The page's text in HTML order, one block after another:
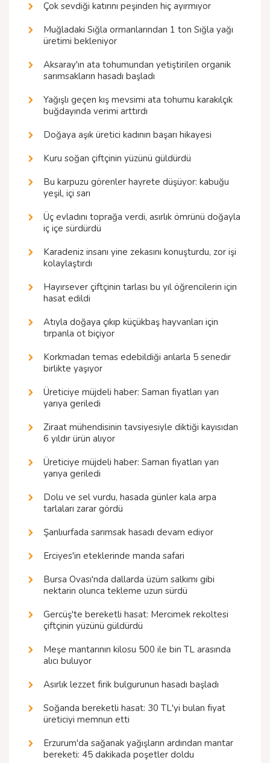
Çok sevdiği katırını peşinden hiç ayırmıyor
Muğladaki Sığla ormanlarından 1 ton Sığla yağı
üretimi bekleniyor
Aksaray'ın ata tohumundan yetiştirilen organik
sarımsakların hasadı başladı
Yağışlı geçen kış mevsimi ata tohumu karakılçık
buğdayında verimi arttırdı
Doğaya aşık üretici kadının başarı hikayesi
Kuru soğan çiftçinin yüzünü güldürdü
Bu karpuzu görenler hayrete düşüyor: kabuğu
yeşil, içi sarı
Üç evladını toprağa verdi, asırlık ömrünü doğayla
iç içe sürdürdü
Karadeniz insanı yine zekasını konuşturdu, zor işi
kolaylaştırdı
Hayırsever çiftçinin tarlası bu yıl öğrencilerin için
hasat edildi
Atıyla doğaya çıkıp küçükbaş hayvanları için
tırpanla ot biçiyor
Korkmadan temas edebildiği arılarla 5 senedir
birlikte yaşıyor
Üreticiye müjdeli haber: Saman fiyatları yarı
yarıya geriledi
Ziraat mühendisinin tavsiyesiyle diktiği kayısıdan
6 yıldır ürün alıyor
Üreticiye müjdeli haber: Saman fiyatları yarı
yarıya geriledi
Dolu ve sel vurdu, hasada günler kala arpa
tarlaları zarar gördü
Şanlıurfada sarımsak hasadı devam ediyor
Erciyes'in eteklerinde manda safari
Bursa Ovası'nda dallarda üzüm salkımı gibi
nektarin olunca tekleme uzun sürdü
Gercüş'te bereketli hasat: Mercimek rekoltesi
çiftçinin yüzünü güldürdü
Meşe mantarının kilosu 500 ile bin TL arasında
alıcı buluyor
Asırlık lezzet firik bulgurunun hasadı başladı
Soğanda bereketli hasat: 30 TL'yi bulan fiyat
üreticiyi memnun etti
Erzurum'da sağanak yağışların ardından mantar
bereketi: 45 dakikada poşetler doldu